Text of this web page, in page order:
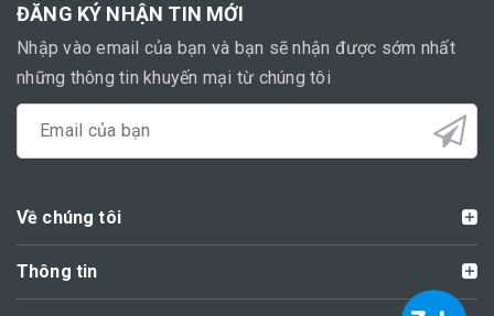
ĐĂNG KÝ NHẬN TIN MỚI
Nhập vào email của bạn và bạn sẽ nhận được sớm nhất
những thông tin khuyến mại từ chúng tôi
Về chúng tôi
Thông tin